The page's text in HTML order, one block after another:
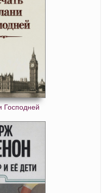
Господней